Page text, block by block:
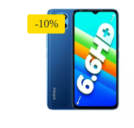
-10%